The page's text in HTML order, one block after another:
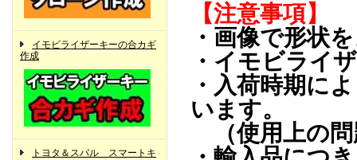
イモビライザーキーの合カギ
作成
トヨタ＆スバル スマートキ
【注意事項】
・画像で形状
・イモビライ
・入荷時期に
います。
（使用上の問